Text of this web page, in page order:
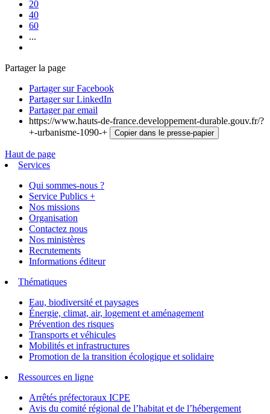
20
40
60
...
Partager la page
Partager sur Facebook
Partager sur LinkedIn
Partager par email
https://www.hauts-de-france.developpement-durable.gouv.fr/?
+-urbanisme-1090-+
Copier dans le presse-papier
Haut de page
Services
Qui sommes-nous ?
Service Publics +
Nos missions
Organisation
Contactez nous
Nos ministères
Recrutements
Informations éditeur
Thématiques
Eau, biodiversité et paysages
Énergie, climat, air, logement et aménagement
Prévention des risques
Transports et véhicules
Mobilités et infrastructures
Promotion de la transition écologique et solidaire
Ressources en ligne
Arrêtés préfectoraux ICPE
Avis du comité régional de l’habitat et de l’hébergement